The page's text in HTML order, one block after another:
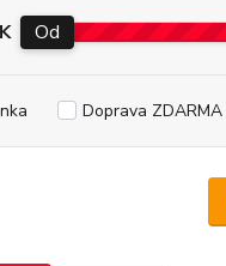
Od
Doprava ZDARMA